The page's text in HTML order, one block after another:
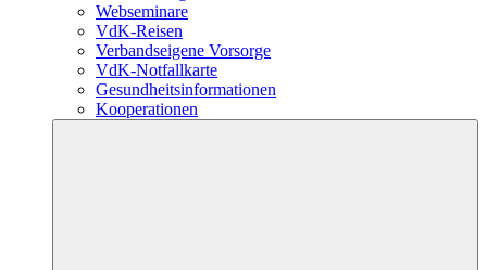
Webseminare
VdK-Reisen
Verbandseigene Vorsorge
VdK-Notfallkarte
Gesundheitsinformationen
Kooperationen